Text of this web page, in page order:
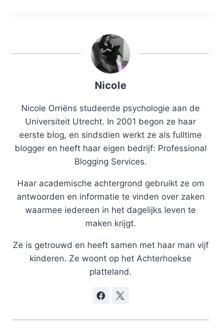
Nicole
Nicole Orriëns studeerde psychologie aan de
Universiteit Utrecht. In 2001 begon ze haar
eerste blog, en sindsdien werkt ze als fulltime
blogger en heeft haar eigen bedrijf: Professional
Blogging Services.
Haar academische achtergrond gebruikt ze om
antwoorden en informatie te vinden over zaken
waarmee iedereen in het dagelijks leven te
maken krijgt.
Ze is getrouwd en heeft samen met haar man vijf
kinderen. Ze woont op het Achterhoekse
platteland.